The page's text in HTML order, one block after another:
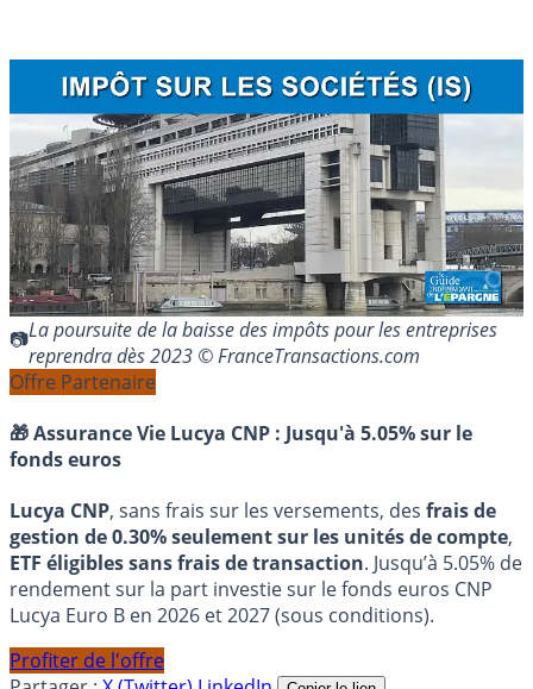
La poursuite de la baisse des impôts pour les entreprises
reprendra dès 2023 © FranceTransactions.com
Offre Partenaire
🎁 Assurance Vie Lucya CNP : Jusqu'à 5.05% sur le
fonds euros
Lucya CNP, sans frais sur les versements, des frais de
gestion de 0.30% seulement sur les unités de compte,
ETF éligibles sans frais de transaction. Jusqu’à 5.05% de
rendement sur la part investie sur le fonds euros CNP
Lucya Euro B en 2026 et 2027 (sous conditions).
Profiter de l'offre